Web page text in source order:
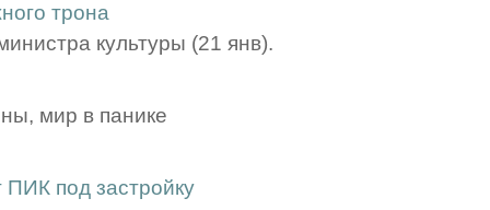
трона
культуры (21 янв).
мир в панике
под застройку